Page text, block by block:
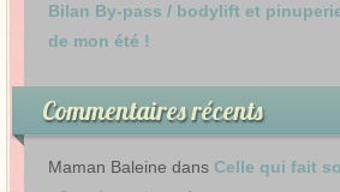
Bilan By-pass / bodylift et
de mon été !
Commentaires récents
Maman Baleine dans Celle qui fait